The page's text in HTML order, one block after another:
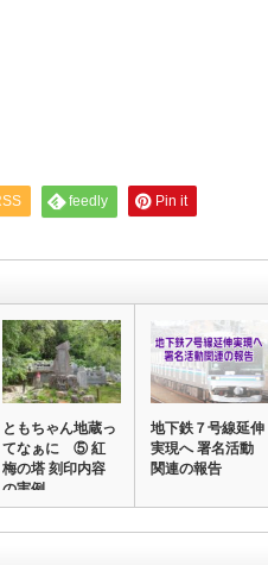
feedly Pin it
ともちゃん地蔵っ
てなぁに ⑤ 紅
梅の塔 刻印内容
の実例
地下鉄７号線延伸
実現へ 署名活動
関連の報告